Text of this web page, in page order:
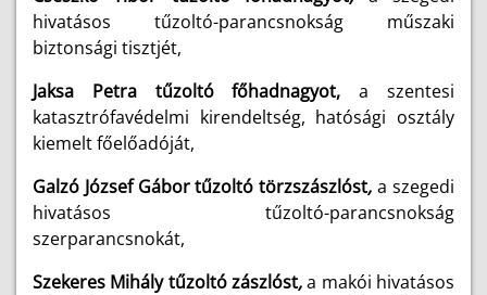
hivatásos tűzoltó-parancsnokság műszaki
biztonsági tisztjét,
Jaksa Petra tűzoltó főhadnagyot,
a szentesi
katasztrófavédelmi kirendeltség, hatósági osztály
kiemelt főelőadóját,
Galzó József Gábor tűzoltó törzszászlóst, a szegedi
hivatásos tűzoltó-parancsnokság
szerparancsnokát,
Szekeres Mihály tűzoltó zászlóst,a makói hivatásos